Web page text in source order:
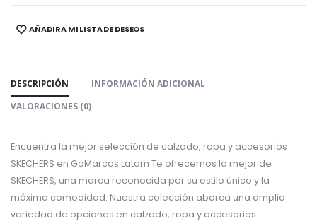
SHARE:AÑADIR A MI LISTA DE DESEOS
DESCRIPCIÓN
INFORMACIÓN ADICIONAL
VALORACIONES (0)
Encuentra la mejor selección de calzado, ropa y accesorios
SKECHERS en GoMarcas Latam Te ofrecemos lo mejor de
SKECHERS, una marca reconocida por su estilo único y la
máxima comodidad. Nuestra colección abarca una amplia
variedad de opciones en calzado, ropa y accesorios